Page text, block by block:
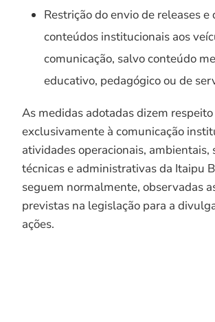
Restrição do envio de releases e
conteúdos institucionais aos
comunicação, salvo conteúdo
educativo, pedagógico ou de
As medidas adotadas dizem respeito
exclusivamente à comunicação
atividades operacionais, ambientais,
técnicas e administrativas da Itaipu
seguem normalmente, observadas
previstas na legislação para a
ações.